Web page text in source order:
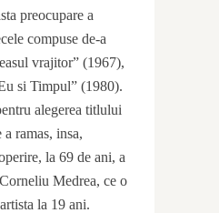
preocupare a
compuse de-a
vrajitor” (1967),
si Timpul” (1980).
alegerea titlului
ramas, insa,
la 69 de ani, a
Medrea, ce o
la 19 ani.